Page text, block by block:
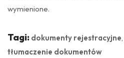
wymienione.
Tagi: dokumenty rejestracyjne,
tłumaczenie dokumentów